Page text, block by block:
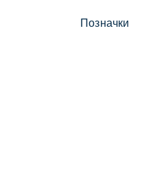
Позначки